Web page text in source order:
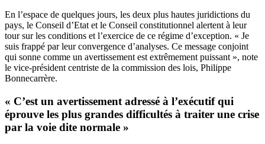
En l’espace de quelques jours, les deux plus hautes juridictions du
pays, le Conseil d’Etat et le Conseil constitutionnel alertent à leur
tour sur les conditions et l’exercice de ce régime d’exception. « Je
suis frappé par leur convergence d’analyses. Ce message conjoint
qui sonne comme un avertissement est extrêmement puissant », note
le vice-président centriste de la commission des lois, Philippe
Bonnecarrère.
« C’est un avertissement adressé à l’exécutif qui
éprouve les plus grandes difficultés à traiter une crise
par la voie dite normale »